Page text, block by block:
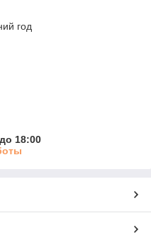
год
18:00